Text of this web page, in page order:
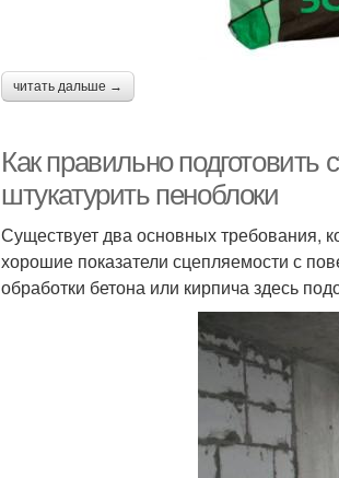
читать дальше →
Как правильно подготовить
штукатурить пеноблоки
Существует два основных требования,
хорошие показатели сцепляемости с
обработки бетона или кирпича здесь